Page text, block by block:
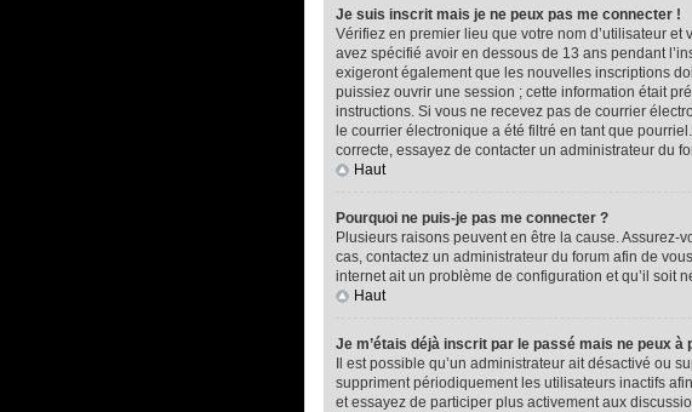
Je suis inscrit mais je ne peux pas me connecter !
Vérifiez en premier lieu que votre nom d’utilisateur
avez spécifié avoir en dessous de 13 ans pendant
exigeront également que les nouvelles inscriptions
puissiez ouvrir une session ; cette information était
instructions. Si vous ne recevez pas de courrier
le courrier électronique a été filtré en tant que
correcte, essayez de contacter un administrateur du
Haut
Pourquoi ne puis-je pas me connecter ?
Plusieurs raisons peuvent en être la cause. Assurez-
cas, contactez un administrateur du forum afin de
internet ait un problème de configuration et qu’il soit
Haut
Je m’étais déjà inscrit par le passé mais ne peux
Il est possible qu’un administrateur ait désactivé ou
suppriment périodiquement les utilisateurs inactifs
et essayez de participer plus activement aux